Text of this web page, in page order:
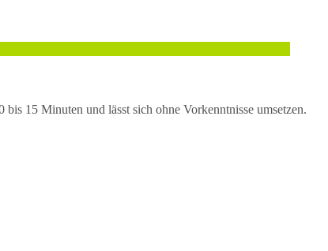
15 Minuten und lässt sich ohne Vorkenntnisse umsetzen.